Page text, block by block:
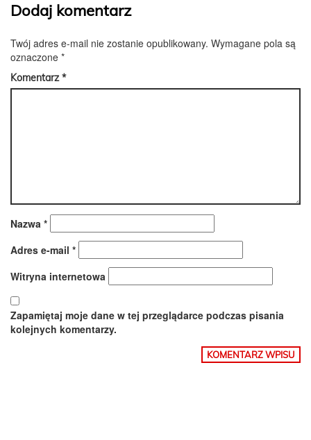
Dodaj komentarz
Twój adres e-mail nie zostanie opublikowany. Wymagane pola są
oznaczone *
Komentarz*
Nazwa *
Adres e-mail *
Witryna internetowa
Zapamiętaj moje dane w tej przeglądarce podczas pisania
kolejnych komentarzy.